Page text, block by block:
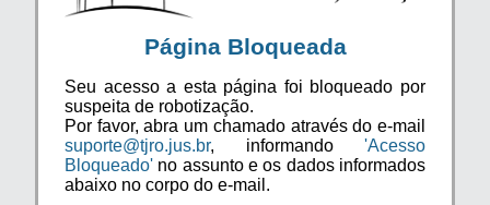
Página Bloqueada
Seu acesso a esta página foi bloqueado por
suspeita de robotização.
Por favor, abra um chamado através do e-mail
suporte@tjro.jus.br, informando 'Acesso
Bloqueado' no assunto e os dados informados
abaixo no corpo do e-mail.